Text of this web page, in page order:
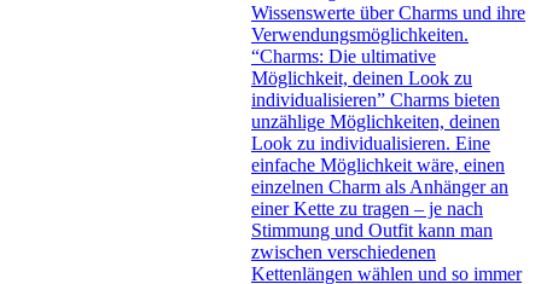
Wissenswerte über Charms und ihre
Verwendungsmöglichkeiten.
“Charms: Die ultimative
Möglichkeit, deinen Look zu
individualisieren” Charms bieten
unzählige Möglichkeiten, deinen
Look zu individualisieren. Eine
einfache Möglichkeit wäre, einen
einzelnen Charm als Anhänger an
einer Kette zu tragen – je nach
Stimmung und Outfit kann man
zwischen verschiedenen
Kettenlängen wählen und so immer